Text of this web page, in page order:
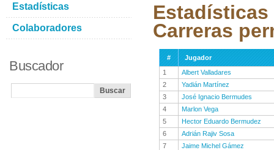
Carreras
#
Jugador
1
Albert Valladares
2
Yadián Martínez
3
José Ignacio Bermudes
4
Marlon Vega
5
Hector Eduardo Bermudez
6
Adrián Rajiv Sosa
7
Jaime Michel Gámez
Estadísticas
Colaboradores
Buscador